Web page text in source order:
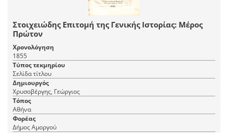
Στοιχειώδης Επιτομή της Γενικής Ιστορίας: Μέρος
Πρώτον
Χρονολόγηση
1855
Τύπος τεκμηρίου
Σελίδα τίτλου
Δημιουργός
Χρυσοβέργης, Γεώργιος
Τόπος
Αθήνα
Φορέας
Δήμος Αμοργού